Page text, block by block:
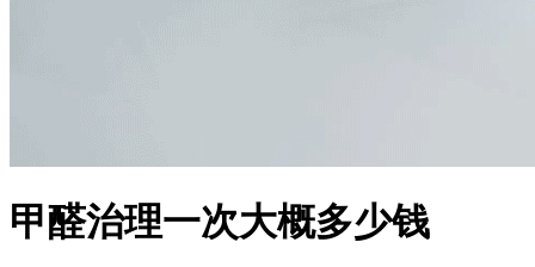
甲醛治理一次大概多少钱